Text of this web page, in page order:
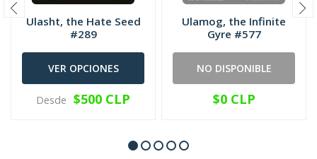
Ulasht, the Hate Seed
#289
VER OPCIONES
Desde $500 CLP
Ulamog, the Infinite
Gyre #577
NO DISPONIBLE
$0 CLP